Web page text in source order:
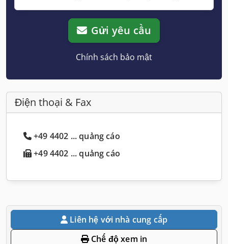
Gửi yêu cầu
Chính sách bảo mật
Điện thoại & Fax
+49 4402 ... quảng cáo
+49 4402 ... quảng cáo
Liên hệ với nhà cung cấp
Chế độ xem in